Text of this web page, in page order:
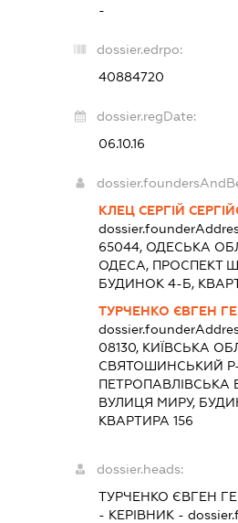
-
dossier.edrpo:
40884720
dossier.regDate:
06.10.16
КЛЕЦ СЕРГІЙ
65044, ОДЕСЬКА
ОДЕСА, ПРОСПЕКТ
БУДИНОК 4-Б,
ТУРЧЕНКО ЄВГЕН
08130, КИЇВСЬКА
СВЯТОШИНСЬКИЙ
ПЕТРОПАВЛІВСЬКА
ВУЛИЦЯ МИРУ,
КВАРТИРА 156
dossier.heads:
ТУРЧЕНКО ЄВГЕН
- КЕРІВНИК -